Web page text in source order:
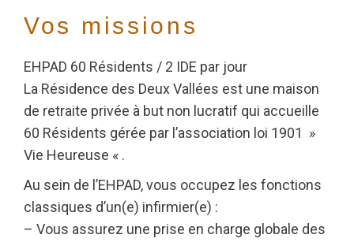
Vos missions
EHPAD 60 Résidents / 2 IDE par jour
La Résidence des Deux Vallées est une maison
de retraite privée à but non lucratif qui accueille
60 Résidents gérée par l’association loi 1901 »
Vie Heureuse « .
Au sein de l’EHPAD, vous occupez les fonctions
classiques d’un(e) infirmier(e) :
– Vous assurez une prise en charge globale des